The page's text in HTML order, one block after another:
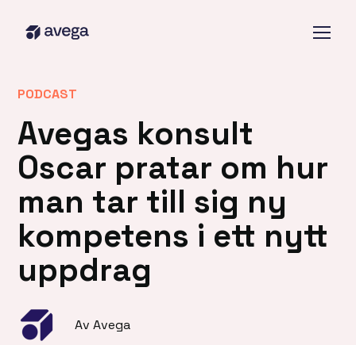
PODCAST
Avegas konsult
Oscar pratar om hur
man tar till sig ny
kompetens i ett nytt
uppdrag
Av Avega